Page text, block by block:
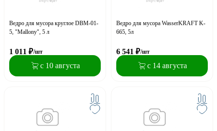
Ведро для мусора круглое DBM-01-
5, "Mallony", 5 л
1 011 ₽/шт
с 10 августа
Ведро для мусора WasserKRAFT K-
665, 5л
6 541 ₽/шт
с 14 августа